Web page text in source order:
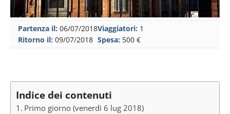
Partenza il: 06/07/2018
Ritorno il: 09/07/2018
Viaggiatori: 1
Spesa: 500 €
Indice dei contenuti
Primo giorno (venerdì 6 lug 2018)